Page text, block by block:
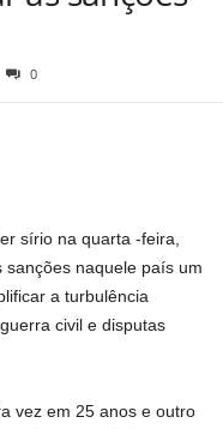
0
sírio na quarta -feira,
naquele país um
a turbulência
civil e disputas
vez em 25 anos e outro